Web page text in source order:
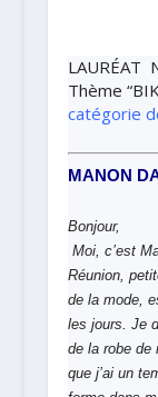
LAURÉAT
Thème
catégorie
MANON
Moi, c’est
Réunion,
de la mode,
les jours Je
de la robe de
que j’ai un